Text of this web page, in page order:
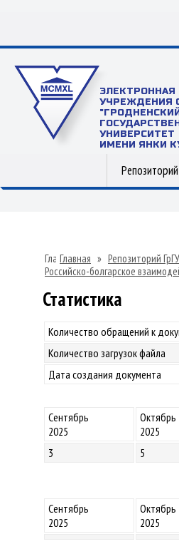
УЧРЕЖДЕНИЯ
УНИВЕРСИТЕТ
ИМЕНИ ЯНКИ
Главная » Репозиторий
Российско-болгарское
Статистика
Количество обращений к
Количество загрузок файла
Дата создания документа
Сентябрь
2025
Октябрь
2025
3
5
Сентябрь
2025
Октябрь
2025